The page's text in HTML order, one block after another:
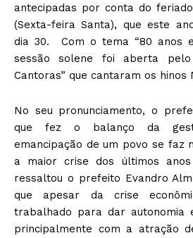
antecipadas por conta do
(Sexta-feira Santa), que este
dia 30. Com o tema “80 anos
sessão solene foi aberta pelo
Cantoras” que cantaram os hinos
No seu pronunciamento, o
que fez o balanço da
emancipação de um povo se faz
a maior crise dos últimos anos
ressaltou o prefeito Evandro
que apesar da crise
trabalhado para dar autonomia
principalmente com a atração